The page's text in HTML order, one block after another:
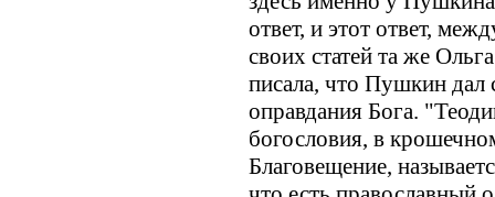
ответ, и этот ответ,
своих статей та же
писала, что Пушкин дал
оправдания Бога.
богословия, в
Благовещение,